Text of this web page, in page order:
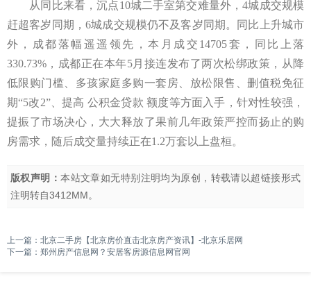
从同比来看，沉点10城二手室第交难量外，4城成交规模
赶超客岁同期，6城成交规模仍不及客岁同期。同比上升城市
外，成都落幅遥遥领先，本月成交14705套，同比上落
330.73%，成都正在本年5月接连发布了两次松绑政策，从降
低限购门槛、多孩家庭多购一套房、放松限售、删值税免征
期“5改2”、提高 公积金贷款 额度等方面入手，针对性较强，
提振了市场决心，大大释放了果前几年政策严控而扬止的购
房需求，随后成交量持续正在1.2万套以上盘桓。
版权声明：本站文章如无特别注明均为原创，转载请以超链接形式
注明转自3412MM。
上一篇： 北京二手房【北京房价直击北京房产资讯】-北京乐居网
下一篇： 郑州房产信息网？安居客房源信息网官网